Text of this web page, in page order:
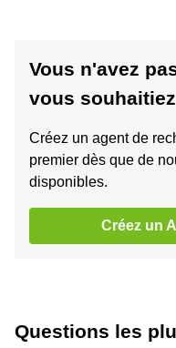
Vous n'avez
vous
Créez un agent de
premier dès que de
disponibles.
Créez un
Questions les